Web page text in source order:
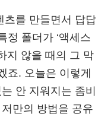
츠를 만들면서 답답
정 폴더가 ‘액세스
지 않을 때의 그 막
죠. 오늘은 이렇게
안 지워지는 좀비
만의 방법을 공유